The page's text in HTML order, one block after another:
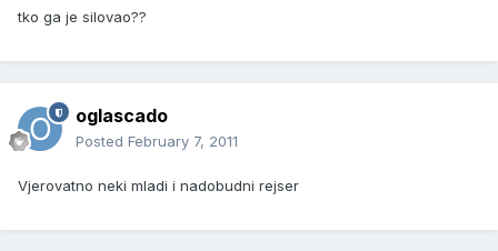
tko ga je silovao??
oglascado
Posted February 7, 2011
Vjerovatno neki mladi i nadobudni rejser